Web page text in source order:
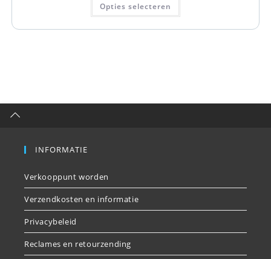
Opties selecteren
INFORMATIE
Verkooppunt worden
Verzendkosten en informatie
Privacybeleid
Reclames en retourzending